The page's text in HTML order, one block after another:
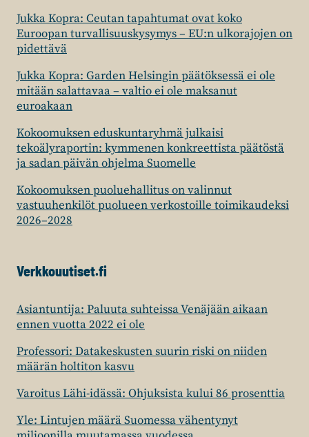
Jukka Kopra: Ceutan tapahtumat ovat koko
Euroopan turvallisuuskysymys – EU:n ulkorajojen on
pidettävä
Jukka Kopra: Garden Helsingin päätöksessä ei ole
mitään salattavaa – valtio ei ole maksanut
euroakaan
Kokoomuksen eduskuntaryhmä julkaisi
tekoälyraportin: kymmenen konkreettista päätöstä
ja sadan päivän ohjelma Suomelle
Kokoomuksen puoluehallitus on valinnut
vastuuhenkilöt puolueen verkostoille toimikaudeksi
2026–2028
Verkkouutiset.fi
Asiantuntija: Paluuta suhteissa Venäjään aikaan
ennen vuotta 2022 ei ole
Professori: Datakeskusten suurin riski on niiden
määrän holtiton kasvu
Varoitus Lähi-idässä: Ohjuksista kului 86 prosenttia
Yle: Lintujen määrä Suomessa vähentynyt